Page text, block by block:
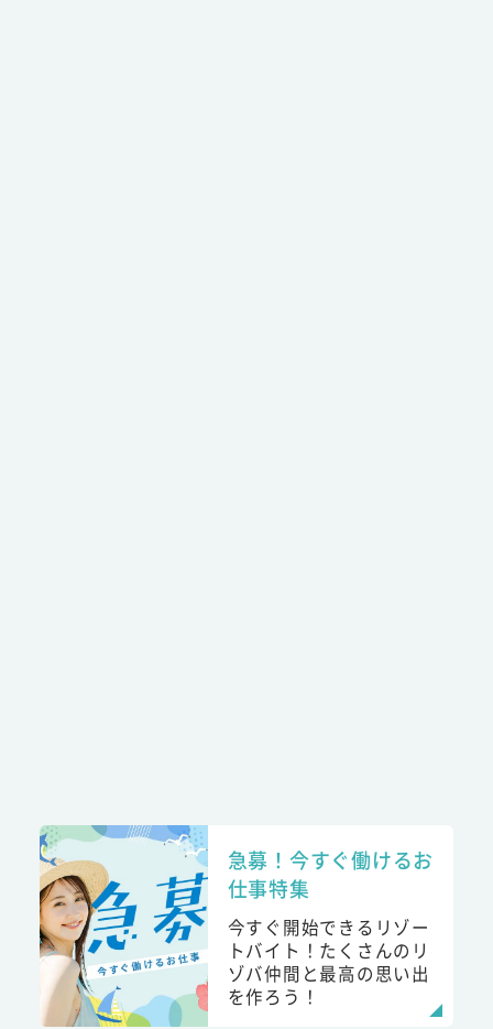
急募！今すぐ働けるお
仕事特集
今すぐ開始できるリゾー
トバイト！たくさんのリ
ゾバ仲間と最高の思い出
を作ろう！